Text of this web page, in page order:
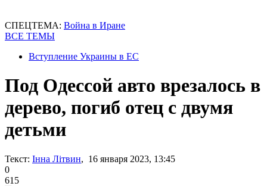
СПЕЦТЕМА: Война в Иране
ВСЕ ТЕМЫ
Вступление Украины в ЕС
Под Одессой авто врезалось в
дерево, погиб отец с двумя
детьми
Текст: Інна Літвин, 16 января 2023, 13:45
0
615